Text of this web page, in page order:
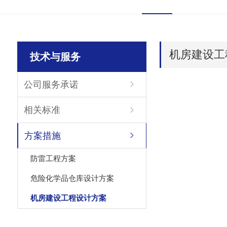
技术与服务
公司服务承诺
相关标准
方案措施
防雷工程方案
危险化学品仓库设计方案
机房建设工程设计方案
机房建设